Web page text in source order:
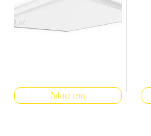
Zobacz cenę